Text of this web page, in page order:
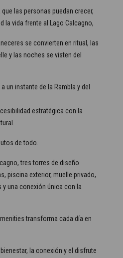
las personas puedan crecer,
la vida frente al Lago Calcagno,
se convierten en ritual, las
y las noches se visten del
un instante de la Rambla y del
estratégica con la
de todo.
tres torres de diseño
piscina exterior, muelle privado,
una conexión única con la
transforma cada día en
la conexión y el disfrute